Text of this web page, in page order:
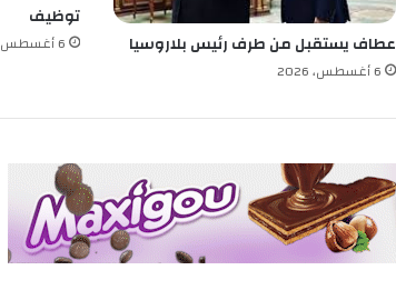
عطاف يستقبل من طرف رئيس بلاروسيا
6 أغسطس، 2026
توظيف
6 أغسطس، 2026